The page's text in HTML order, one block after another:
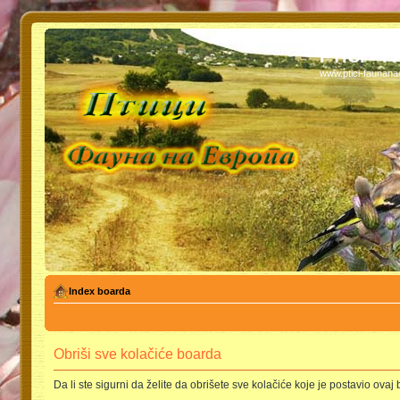
PTICI -
www.ptici-
Index boarda
Obriši sve kolačiće boarda
Da li ste sigurni da želite da obrišete sve kolačiće koje je postavio ovaj